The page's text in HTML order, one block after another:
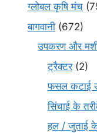
ग्लोबल कृषि मंच
बागवानी (672)
उपकरण और
ट्रैक्टर(2)
फसल कटाई
सिंचाई के
हल / जुताई